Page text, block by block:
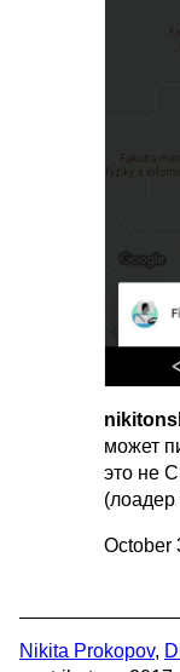
может
это не
October
Nikita Prokopov,